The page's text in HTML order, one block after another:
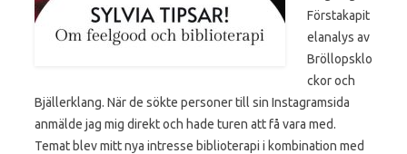
Förstakapit
elanalys av
Bröllopsklo
ckor och
Bjällerklang. När de sökte personer till sin Instagramsida
anmälde jag mig direkt och hade turen att få vara med.
Temat blev mitt nya intresse biblioterapi i kombination med